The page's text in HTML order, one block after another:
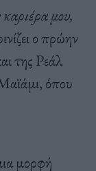
μου,
ο πρώην
της Ρεάλ
όπου
μορφή